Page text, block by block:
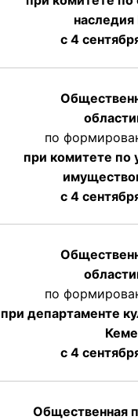
с 4
области
по
при комитете по
с 4
области
по
при департаменте
с 4
Общественная